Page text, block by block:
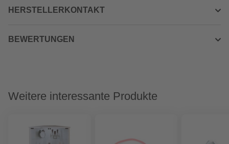
HERSTELLERKONTAKT
BEWERTUNGEN
Weitere interessante Produkte